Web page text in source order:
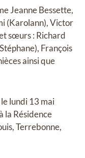
Jeanne Bessette,
(Karolann), Victor
sœurs : Richard
François
ainsi que
lundi 13 mai
la Résidence
Terrebonne,